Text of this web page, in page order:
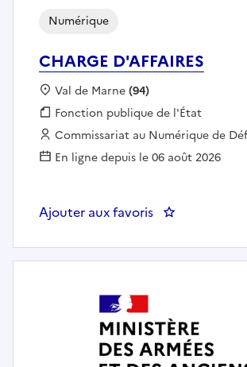
CHARGE D'AFFAIRES
Numérique
Localisation :
Val de Marne(94)
Fonction publique :
Fonction publique de l'État
Employeur :
Commissariat au Numérique de
En ligne depuis le 06 août 2026
Ajouter aux favoris : CHARGE